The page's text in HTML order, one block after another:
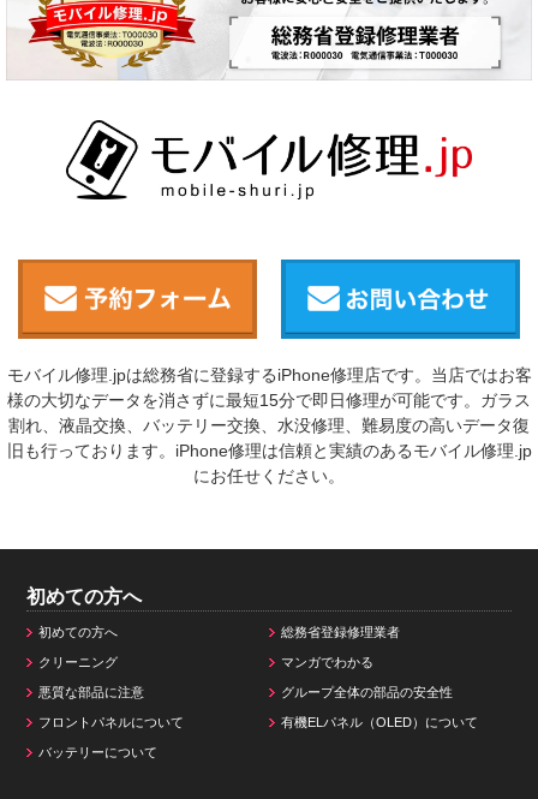
モバイル修理.jpは総務省に登録するiPhone修理店です。当店ではお客
様の大切なデータを消さずに最短15分で即日修理が可能です。ガラス
割れ、液晶交換、バッテリー交換、水没修理、難易度の高いデータ復
旧も行っております。iPhone修理は信頼と実績のあるモバイル修理.jp
にお任せください。
初めての方へ
初めての方へ 総務省登録修理業者
クリーニング マンガでわかる
悪質な部品に注意 グループ全体の部品の安全性
フロントパネルについて 有機ELパネル（OLED）について
バッテリーについて